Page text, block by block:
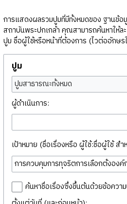
การแสดงผลรวมปูมที่มีทั้งหมดของ ฐานข้อ
สถาบันพระปกเกล้า คุณสามารถค้นหาให้ล
ปูม ชื่อผู้ใช้หรือหน้าที่ต้องการ (ไวต่ออักษร
ปูม
ปูมสาธารณะทั้งหมด
ผู้ดำเนินการ:
เป้าหมาย (ชื่อเรื่องหรือ ผู้ใช้:ชื่อผู้ใช้ สำ
ค้นหาชื่อเรื่องซึ่งขึ้นต้นด้วยข้อควา